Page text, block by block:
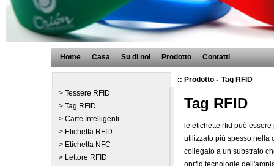
Home Casa Su di noi Prodotto Contatti
:: Prodotto - Tag RFID
> Tessere RFID
> Tag RFID
> Carte Intelligenti
> Etichetta RFID
> Etichetta NFC
> Lettore RFID
Tag RFID
le etichette rfid può
utilizzato più spesso nella
collegato a un substrato
oprfid tecnologie